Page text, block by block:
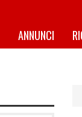
ANNUNCI